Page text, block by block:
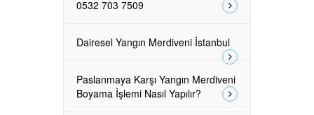
0532 703 7509
Dairesel Yangın Merdiveni İstanbul
Paslanmaya Karşı Yangın Merdiveni
Boyama İşlemi Nasıl Yapılır?